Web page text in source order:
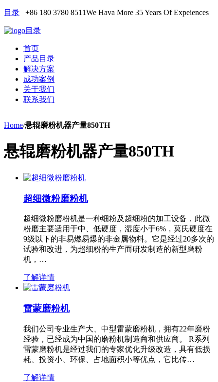
目录 +86 180 3780 8511We Hava More 35 Years Of Expeiences
目录
首页
产品目录
解决方案
成功案例
关于我们
联系我们
Home/悬辊磨粉机器产量850TH
悬辊磨粉机器产量850TH
超细微粉磨粉机
超细微粉磨粉机是一种细粉及超细粉的加工设备，此微
粉磨主要适用于中、低硬度，湿度小于6%，莫氏硬度在
9级以下的非易燃易爆的非金属物料。它是经过20多次的
试验和改进，为超细粉的生产而研发制造的新型磨粉
机，…
了解详情
雷蒙磨粉机
我们公司专业生产大、中型雷蒙磨粉机，拥有22年磨粉
经验，已经成为中国的磨粉机制造商和供应商。 R系列
雷蒙磨粉机是经过我们的专家优化升级改造，具有低损
耗、投资小、环保、占地面积小等优点，它比传…
了解详情